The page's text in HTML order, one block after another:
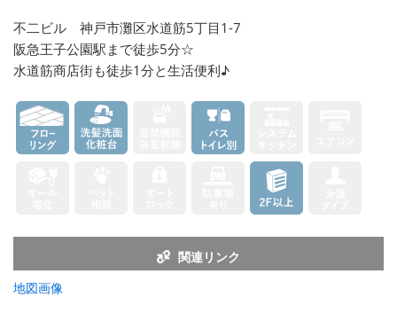
不二ビル 神戸市灘区水道筋5丁目1-7
阪急王子公園駅まで徒歩5分☆
水道筋商店街も徒歩1分と生活便利♪
関連リンク
地図画像